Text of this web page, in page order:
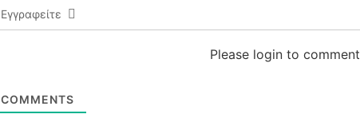
Εγγραφείτε
Please login to comment
COMMENTS